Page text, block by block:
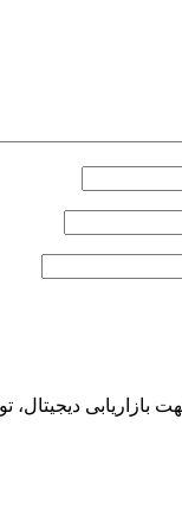
بازاریابی دیجیتال،